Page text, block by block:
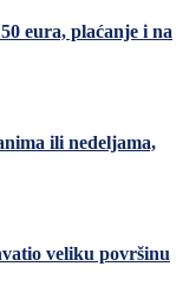
eura, plaćanje i na
ili nedeljama,
veliku površinu